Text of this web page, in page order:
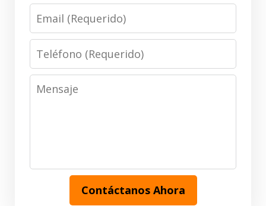
Email
(Requerido)
Teléfono
(Requerido)
Mensaje
Contáctanos Ahora